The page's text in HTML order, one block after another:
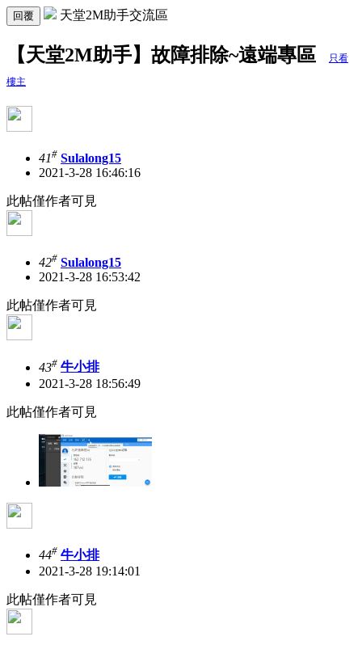
回覆 天堂2M助手交流區
【天堂2M助手】故障排除~遠端專區 只看
樓主
41# Sulalong15
2021-3-28 16:46:16
此帖僅作者可見
42# Sulalong15
2021-3-28 16:53:42
此帖僅作者可見
43# 牛小排
2021-3-28 18:56:49
此帖僅作者可見
44# 牛小排
2021-3-28 19:14:01
此帖僅作者可見